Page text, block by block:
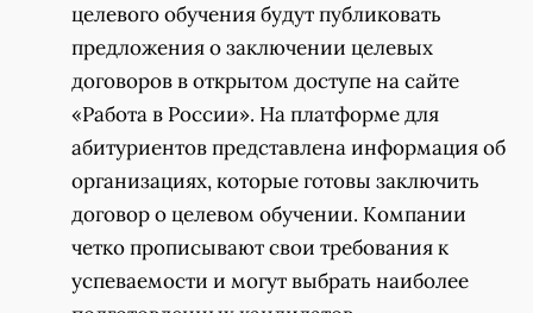
целевого обучения будут публиковать
предложения о заключении целевых
договоров в открытом доступе на сайте
«Работа в России». На платформе для
абитуриентов представлена информация об
организациях, которые готовы заключить
договор о целевом обучении. Компании
четко прописывают свои требования к
успеваемости и могут выбрать наиболее